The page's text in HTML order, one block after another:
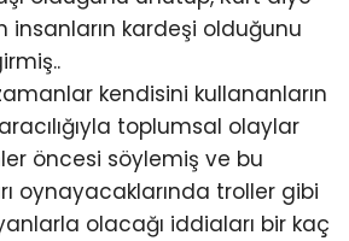
insanların kardeşi olduğunu
kendisini kullananların
toplumsal olaylar
öncesi söylemiş ve bu
oynayacaklarında troller gibi
olacağı iddiaları bir kaç